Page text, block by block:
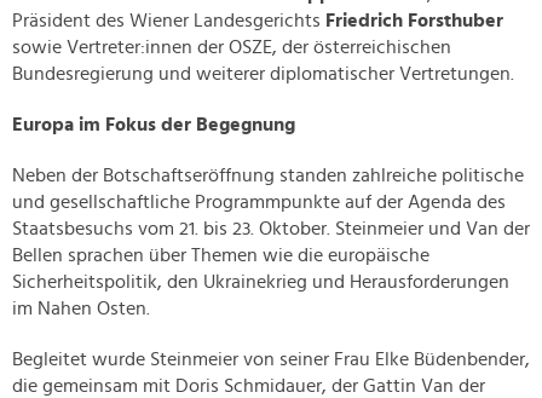
Präsident des Wiener Landesgerichts Friedrich Forsthuber
sowie Vertreter:innen der OSZE, der österreichischen
Bundesregierung und weiterer diplomatischer Vertretungen.
Europa im Fokus der Begegnung
Neben der Botschaftseröffnung standen zahlreiche politische
und gesellschaftliche Programmpunkte auf der Agenda des
Staatsbesuchs vom 21. bis 23. Oktober. Steinmeier und Van der
Bellen sprachen über Themen wie die europäische
Sicherheitspolitik, den Ukrainekrieg und Herausforderungen
im Nahen Osten.
Begleitet wurde Steinmeier von seiner Frau Elke Büdenbender,
die gemeinsam mit Doris Schmidauer, der Gattin Van der